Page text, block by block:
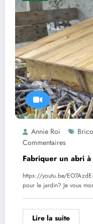
Annie Roi
Commentaires
Fabriquer un abri
https://youtu.be/
pour le jardin? Je vous
Lire la suite